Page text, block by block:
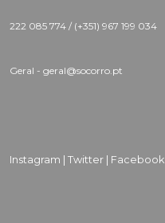
222 085 774 / (+351) 967 199 034
Geral - geral@socorro.pt
Instagram | Twitter | Facebook